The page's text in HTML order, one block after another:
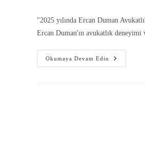
"2025 yılında Ercan Duman
Ercan Duman'ın avukatlık
Okumaya Devam Edin